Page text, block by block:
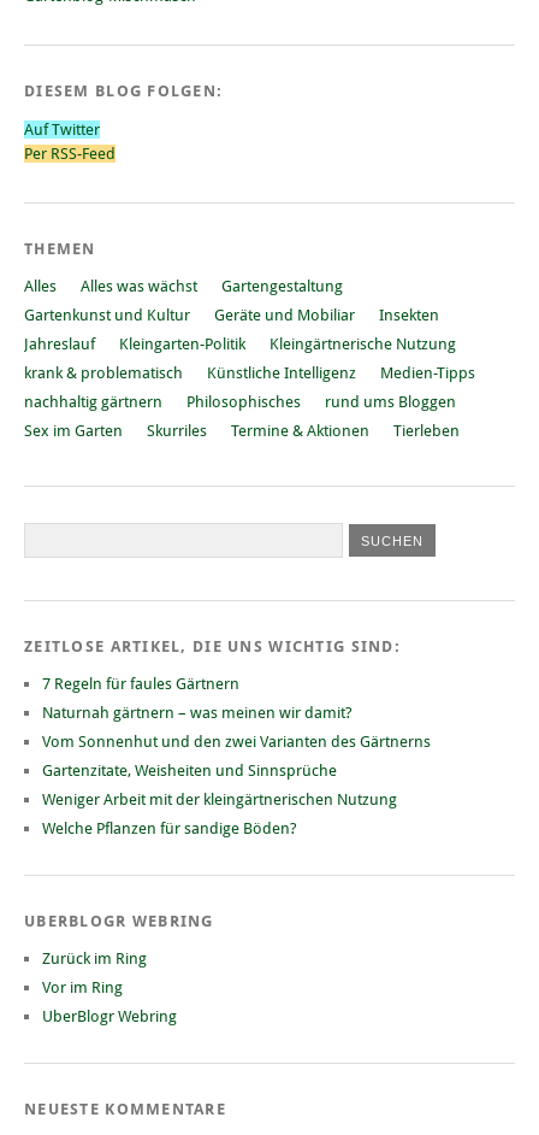
DIESEM BLOG FOLGEN:
Auf Twitter
Per RSS-Feed
THEMEN
Alles Alles was wächst
Gartengestaltung
Gartenkunst und Kultur
Geräte und Mobiliar
Insekten
Jahreslauf
Kleingarten-Politik
Kleingärtnerische Nutzung
krank & problematisch
Künstliche Intelligenz
Medien-Tipps
nachhaltig gärtnern
Philosophisches
rund ums Bloggen
Sex im Garten
Skurriles Termine & Aktionen Tierleben
ZEITLOSE ARTIKEL, DIE UNS WICHTIG SIND:
7 Regeln für faules Gärtnern
Naturnah gärtnern – was meinen wir damit?
Vom Sonnenhut und den zwei Varianten des Gärtnerns
Gartenzitate, Weisheiten und Sinnsprüche
Weniger Arbeit mit der kleingärtnerischen Nutzung
Welche Pflanzen für sandige Böden?
UBERBLOGR WEBRING
Zurück im Ring
Vor im Ring
UberBlogr Webring
NEUESTE KOMMENTARE